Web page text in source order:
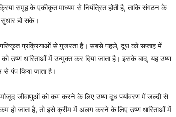
समूह के एकीकृत माध्यम से नियंत्रित होती है, ताकि संगठन के
सुधार हो सके।
प्रक्रियाओं से गुजरता है। सबसे पहले, दूध को सप्ताह में
उष्ण धारिताओं में उन्मुक्त कर दिया जाता है। इसके बाद, यह उष्ण
पंप किया जाता है।
जीवाणुओं को कम करने के लिए उष्ण दूध पर्यावरण में जल्दी से
हो जाता है, तो इसे क्रीम में अलग करने के लिए उष्ण धारिताओं में